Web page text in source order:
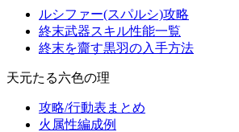
ルシファー(スパルシ)攻略
終末武器スキル性能一覧
終末を齎す黒羽の入手方法
天元たる六色の理
攻略/行動表まとめ
火属性編成例